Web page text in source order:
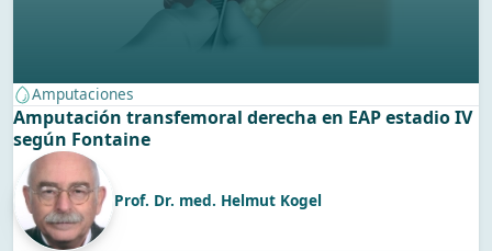
Amputaciones
Amputación transfemoral derecha en EAP estadio IV
según Fontaine
Prof. Dr. med. Helmut Kogel